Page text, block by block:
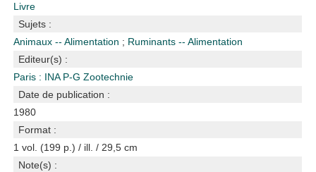
Livre
Sujets :
Animaux -- Alimentation ; Ruminants -- Alimentation
Editeur(s) :
Paris : INA P-G Zootechnie
Date de publication :
1980
Format :
1 vol. (199 p.) / ill. / 29,5 cm
Note(s) :